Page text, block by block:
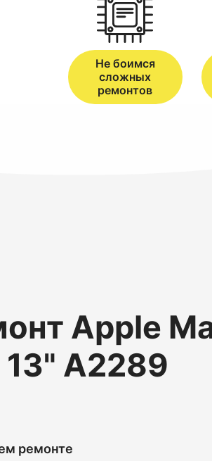
Не боимся
сложных
ремонтов
Apple
13" A2289
ремонте